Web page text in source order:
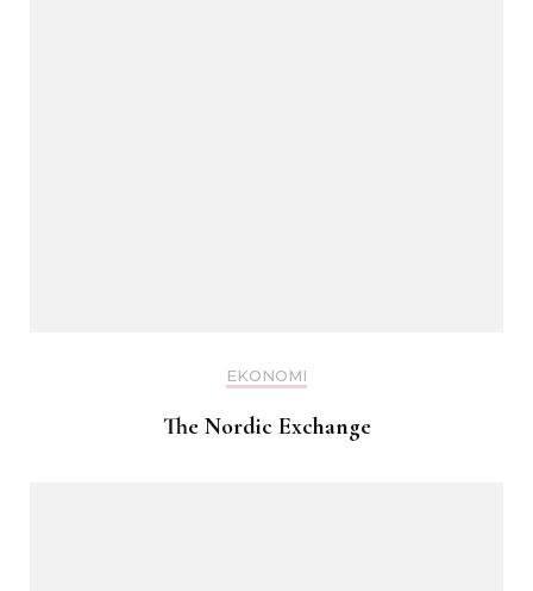
EKONOMI
The Nordic Exchange